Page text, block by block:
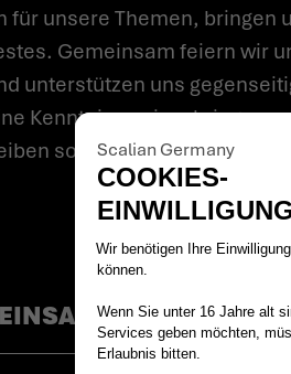
für unsere Themen,
Gemeinsam feiern wir
unterstützen uns
Kenntnisse einzubringen
sowie andere zu
VORHABEN
Scalian Germany
COOKIES-
Wir benötigen Ihre Einwilligung, bevor Sie unsere Website weiter besuchen
können.
Wenn Sie unter 16 Jahre alt
Services geben möchten,
Erlaubnis bitten.